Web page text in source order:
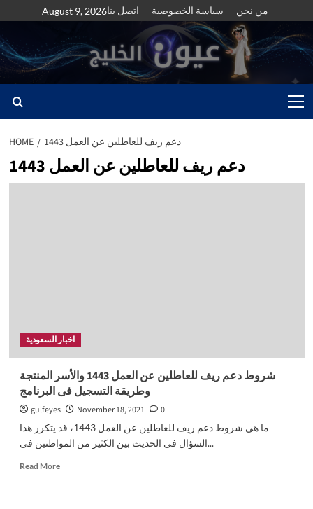
to
content
August 9, 2026اتصل بنا سياسة الخصوصية من نحن
Menu
HOME دعم ريف للعاطلين عن العمل 1443
دعم ريف للعاطلين عن العمل 1443
اخبار السعودية
شروط دعم ريف للعاطلين عن العمل 1443 والأسر المنتجة
وطريقة التسجيل فى البرنامج
gulfeyes November 18, 2021
0
ما هي شروط دعم ريف للعاطلين عن العمل 1443، قد يتكرر هذا
السؤال فى الحديث بين الكثير من المواطنين فى...
Read MoreRead